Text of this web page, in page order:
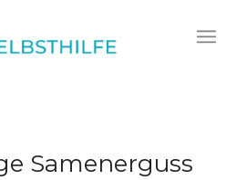
Samenerguss